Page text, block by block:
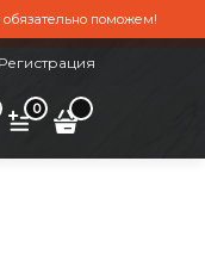
поможем!
Регистрация
0